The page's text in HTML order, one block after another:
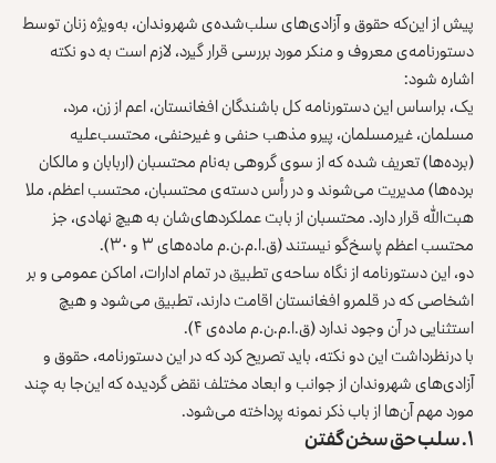
پیش از این‌که حقوق و آزادی‌‌های سلب‌شده‌ی شهروندان، به‌ویژه زنان توسط
دستورنامه‌ی معروف و منکر مورد بررسی قرار گیرد، لازم است به دو نکته
اشاره شود:
یک، براساس این دستورنامه کل باشندگان افغانستان، اعم از زن، مرد،
مسلمان، غیرمسلمان، پیرو مذهب حنفی و غیرحنفی، محتسب‌علیه
(برده‌ها) تعریف شده که از سوی گروهی به‌نام محتسبان (اربابان و مالکان
برده‌ها) مدیریت می‌شوند و در رأس دسته‌ی محتسبان، محتسب اعظم، ملا
هبت‌الله قرار دارد. محتسبان از بابت عملکردهای‌شان به هیچ نهادی، جز
محتسب اعظم پاسخ‌گو نیستند (ق.ا.م.ن.م ماده‌های ۳ و ۳۰).
دو، این دستورنامه از نگاه ساحه‌ی تطبیق در تمام ادارات، اماکن عمومی و بر
اشخاصی که در قلمرو افغانستان اقامت دارند، تطبیق می‌شود و هیچ
استثنایی در آن وجود ندارد (ق.ا.م.ن.م ماده‌ی ۴).
با درنظرداشت این دو نکته، باید تصریح کرد که در این دستورنامه، حقوق و
آزادی‌های شهروندان از جوانب و ابعاد مختلف نقض گردیده که این‌جا به چند
مورد مهم آن‌ها از باب ذکر نمونه پرداخته می‌شود.
۱. سلب حق سخن گفتن